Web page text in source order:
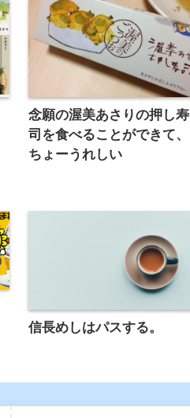
念願の渥美あさりの押し寿
司を食べることができて、
ちょーうれしい
信長めしはパスする。